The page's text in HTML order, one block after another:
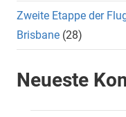
Zweite Etappe der
Brisbane (28)
Neueste